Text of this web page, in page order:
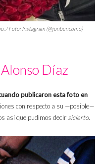
/ Foto: Instagram (@jonbencomo)
Díaz
publicaron esta foto en
con respecto a su —posible—
así que pudimos decir sicierto.